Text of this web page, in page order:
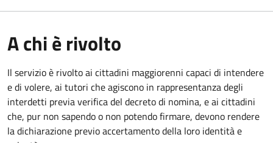
A chi è rivolto
Il servizio è rivolto ai cittadini maggiorenni capaci di intendere
e di volere, ai tutori che agiscono in rappresentanza degli
interdetti previa verifica del decreto di nomina, e ai cittadini
che, pur non sapendo o non potendo firmare, devono rendere
la dichiarazione previo accertamento della loro identità e